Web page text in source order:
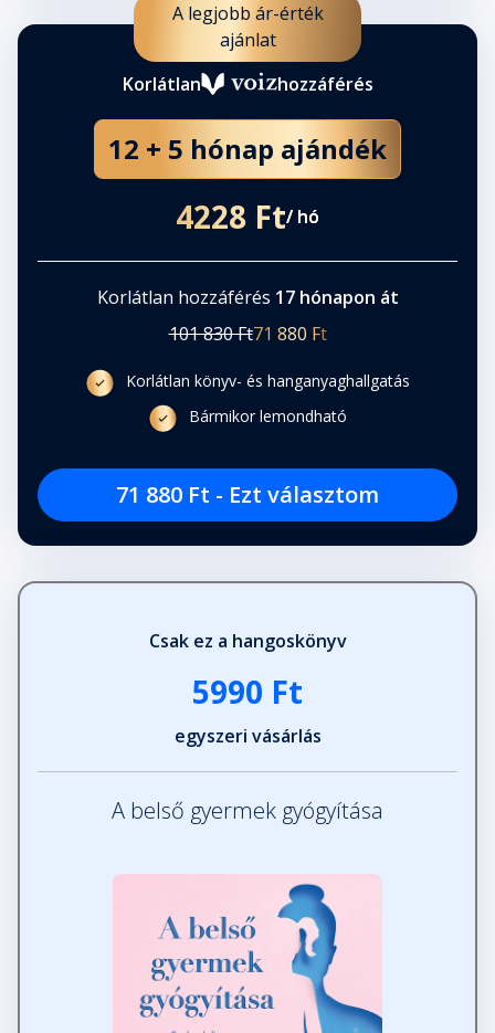
A legjobb ár-érték
ajánlat
Korlátlan
hozzáférés
12 + 5 hónap ajándék
4228 Ft/ hó
Korlátlan hozzáférés 17 hónapon át
101 830 Ft71 880 Ft
Korlátlan könyv- és hanganyaghallgatás
Bármikor lemondható
71 880 Ft - Ezt választom
Csak ez a hangoskönyv
5990 Ft
egyszeri vásárlás
A belső gyermek gyógyítása